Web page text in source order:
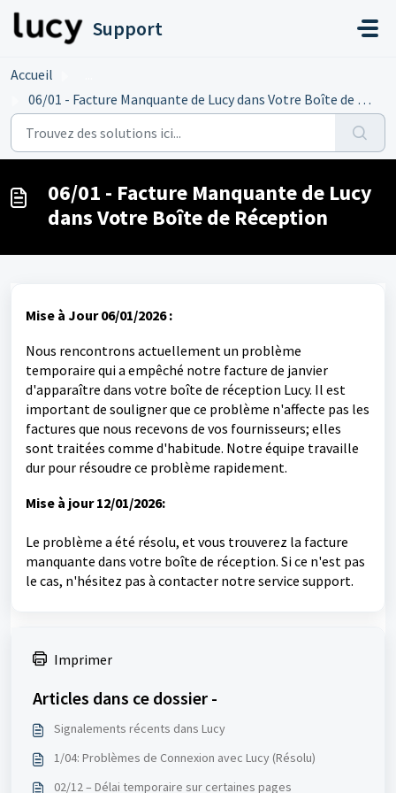
Support
Accueil
06/01 - Facture Manquante de Lucy dans Votre Boîte de Réc...
06/01 - Facture Manquante de Lucy
dans Votre Boîte de Réception
Mise à Jour 06/01/2026 :
Nous rencontrons actuellement un problème
temporaire qui a empêché notre facture de janvier
d'apparaître dans votre boîte de réception Lucy. Il est
important de souligner que ce problème n'affecte pas les
factures que nous recevons de vos fournisseurs; elles
sont traitées comme d'habitude. Notre équipe travaille
dur pour résoudre ce problème rapidement.
Mise à jour 12/01/2026:
Le problème a été résolu, et vous trouverez la facture
manquante dans votre boîte de réception. Si ce n'est pas
le cas, n'hésitez pas à contacter notre service support.
Imprimer
Articles dans ce dossier -
Signalements récents dans Lucy
1/04: Problèmes de Connexion avec Lucy (Résolu)
02/12 – Délai temporaire sur certaines pages